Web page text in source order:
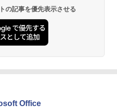
Kindle Paperwhite (16GB) 7イ
スプレイ、色調調節ライト、12
の記事を優先表示させる
Office